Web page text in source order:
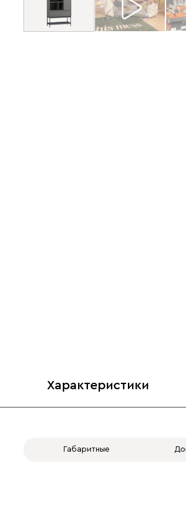
Характеристики
Габаритные